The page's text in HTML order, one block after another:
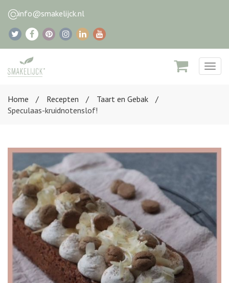
info@smakelijck.nl
Home
Recepten
Taart en Gebak
Speculaas-kruidnotenslof!